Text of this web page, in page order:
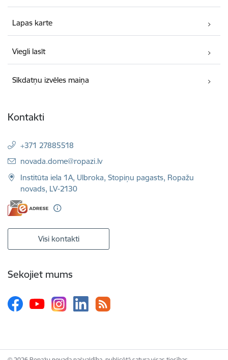
Lapas karte
Viegli lasīt
Sīkdatņu izvēles maiņa
Kontakti
+371 27885518
E-pasts:
novada.dome@ropazi.lv
Institūta iela 1A, Ulbroka, Stopiņu pagasts, Ropažu
novads, LV-2130
Visi kontakti
Sekojiet mums